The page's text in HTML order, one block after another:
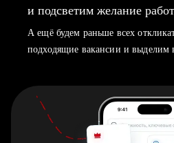
и подсветим желание
А ещё будем раньше всех
подходящие вакансии и выделим